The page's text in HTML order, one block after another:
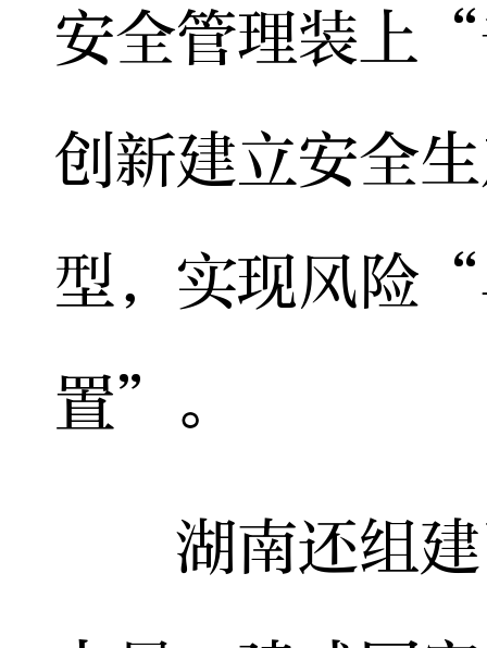
安全管理装上
创新建立安全
型，实现风险
置”。
湖南还组建